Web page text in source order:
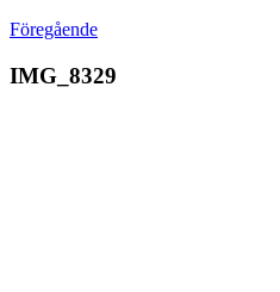
Föregående
IMG_8329